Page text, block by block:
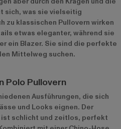
sich, was sie vielseitig
zu klassischen Pullovern wirken
etwas eleganter, während sie
ein Blazer. Sie sind die perfekte
Mittelweg suchen.
Polo Pullovern
Ausführungen, die sich
und Looks eignen. Der
ist schlicht und zeitlos, perfekt